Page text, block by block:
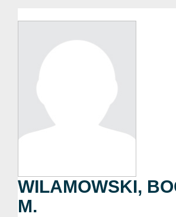
WILAMOWSKI,
M.